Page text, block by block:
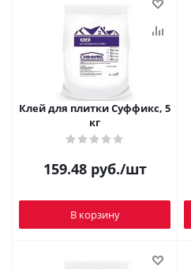
Клей для плитки Суффикс, 5
кг
159.48руб./шт
В корзину